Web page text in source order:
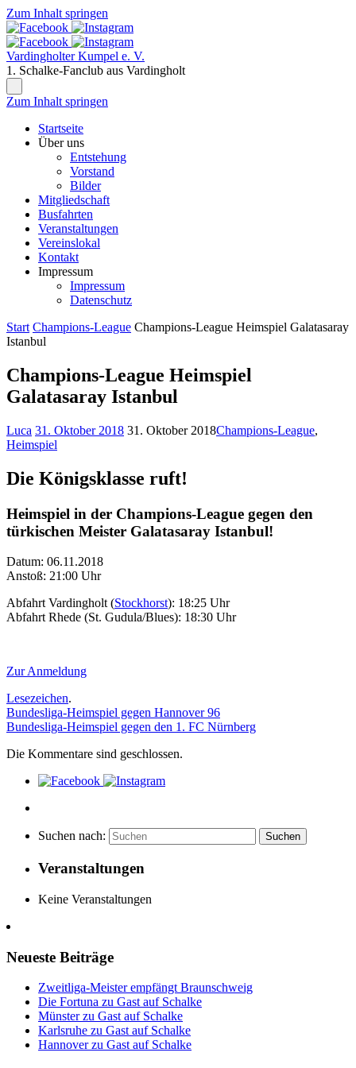
Zum Inhalt springen
Vardingholter Kumpel e. V.
1. Schalke-Fanclub aus Vardingholt
Zum Inhalt springen
Startseite
Über uns
Entstehung
Vorstand
Bilder
Mitgliedschaft
Busfahrten
Veranstaltungen
Vereinslokal
Kontakt
Impressum
Impressum
Datenschutz
Start Champions-League Champions-League Heimspiel Galatasaray
Istanbul
Champions-League Heimspiel
Galatasaray Istanbul
Luca 31. Oktober 2018 31. Oktober 2018Champions-League,
Heimspiel
Die Königsklasse ruft!
Heimspiel in der Champions-League gegen den
türkischen Meister Galatasaray Istanbul!
Datum: 06.11.2018
Anstoß: 21:00 Uhr
Abfahrt Vardingholt (Stockhorst): 18:25 Uhr
Abfahrt Rhede (St. Gudula/Blues): 18:30 Uhr
Zur Anmeldung
Lesezeichen.
Bundesliga-Heimspiel gegen Hannover 96
Bundesliga-Heimspiel gegen den 1. FC Nürnberg
Die Kommentare sind geschlossen.
Suchen nach: Suchen
Veranstaltungen
Keine Veranstaltungen
Neueste Beiträge
Zweitliga-Meister empfängt Braunschweig
Die Fortuna zu Gast auf Schalke
Münster zu Gast auf Schalke
Karlsruhe zu Gast auf Schalke
Hannover zu Gast auf Schalke